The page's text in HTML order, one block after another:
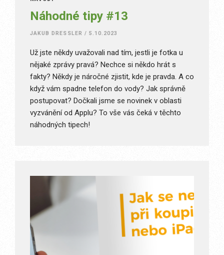
Náhodné tipy #13
JAKUB DRESSLER / 5.10.2023
Už jste někdy uvažovali nad tím, jestli je fotka u
nějaké zprávy pravá? Nechce si někdo hrát s
fakty? Někdy je náročné zjistit, kde je pravda. A co
když vám spadne telefon do vody? Jak správně
postupovat? Dočkali jsme se novinek v oblasti
vyzvánění od Applu? To vše vás čeká v těchto
náhodných tipech!